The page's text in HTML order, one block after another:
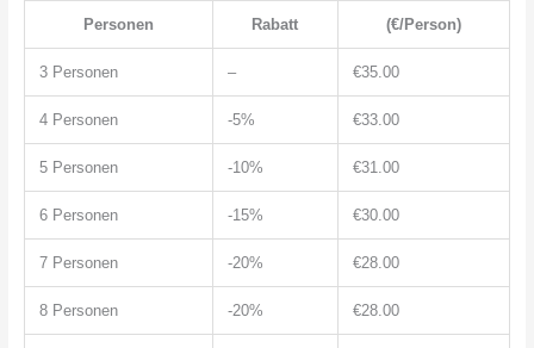
Personen Rabatt (€/Person)
3 Personen – €35.00
4 Personen -5% €33.00
5 Personen -10% €31.00
6 Personen -15% €30.00
7 Personen -20% €28.00
8 Personen -20% €28.00